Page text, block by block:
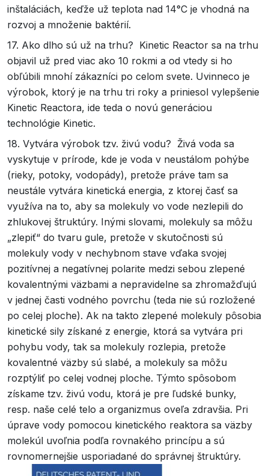
inštaláciách, keďže už teplota nad 14°C je vhodná na
rozvoj a množenie baktérií.
17. Ako dlho sú už na trhu? Kinetic Reactor sa na trhu
objavil už pred viac ako 10 rokmi a od vtedy si ho
obľúbili mnohí zákazníci po celom svete. Uvinneco je
výrobok, ktorý je na trhu tri roky a priniesol vylepšenie
Kinetic Reactora, ide teda o novú generáciou
technológie Kinetic.
18. Vytvára výrobok tzv. živú vodu? Živá voda sa
vyskytuje v prírode, kde je voda v neustálom pohýbe
(rieky, potoky, vodopády), pretože práve tam sa
neustále vytvára kinetická energia, z ktorej časť sa
využíva na to, aby sa molekuly vo vode nezlepili do
zhlukovej štruktúry. Inými slovami, molekuly sa môžu
„zlepiť“ do tvaru gule, pretože v skutočnosti sú
molekuly vody v nechybnom stave vďaka svojej
pozitívnej a negatívnej polarite medzi sebou zlepené
kovalentnými väzbami a nepravidelne sa zhromažďujú
v jednej časti vodného povrchu (teda nie sú rozložené
po celej ploche). Ak na takto zlepené molekuly pôsobia
kinetické sily získané z energie, ktorá sa vytvára pri
pohybu vody, tak sa molekuly rozlepia, pretože
kovalentné väzby sú slabé, a molekuly sa môžu
rozptýliť po celej vodnej ploche. Týmto spôsobom
získame tzv. živú vodu, ktorá je pre ľudské bunky,
resp. naše celé telo a organizmus oveľa zdravšia. Pri
úprave vody pomocou kinetického reaktora sa väzby
molekúl uvoľnia podľa rovnakého princípu a sú
rovnomernejšie usporiadané do správnej štruktúry.